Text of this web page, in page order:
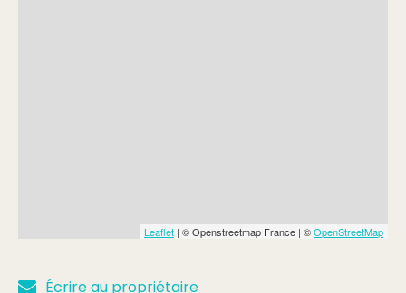
Leaflet | © Openstreetmap France | ©OpenStreetMap
Écrire au propriétaire